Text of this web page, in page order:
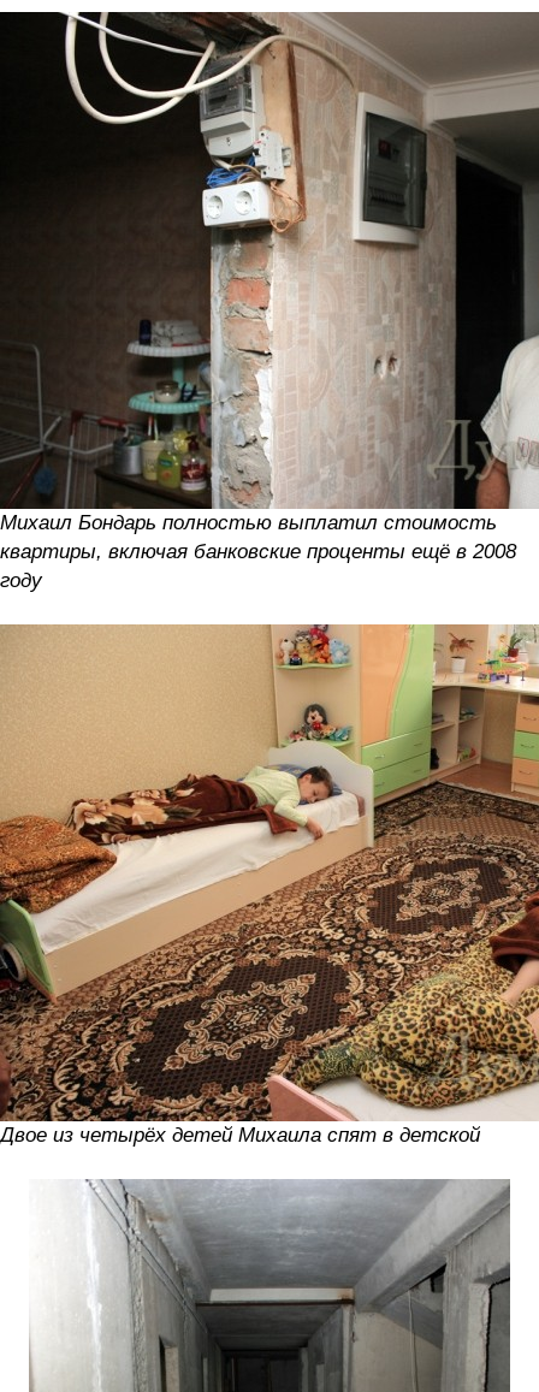
Михаил Бондарь полностью выплатил стоимость
квартиры, включая банковские проценты ещё в 2008
году
Двое из четырёх детей Михаила спят в детской